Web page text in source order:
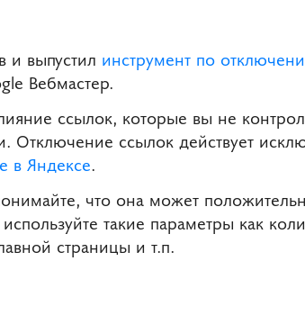
и выпустил инструмент по
Вебмастер.
ссылок, которые вы не
ссылок действует
в Яндексе.
что она может
такие параметры как
страницы и т.п.